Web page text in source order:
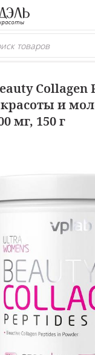
Collagen
и
мг, 150 г